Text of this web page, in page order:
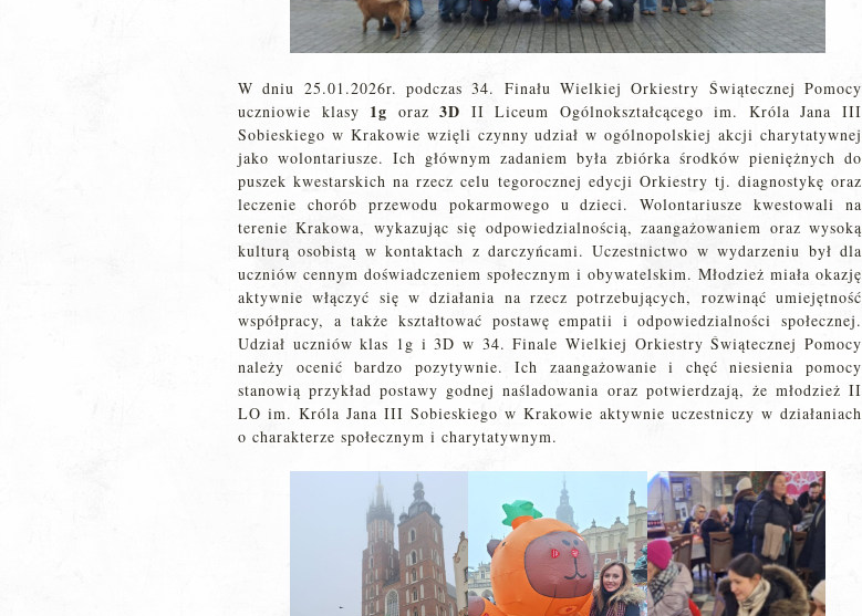
W dniu 25.01.2026r. podczas 34. Finału Wielkiej Orkiestry Świątecznej Pomocy
uczniowie klasy 1g oraz3D II Liceum Ogólnokształcącego im. Króla Jana III
Sobieskiego w Krakowie wzięli czynny udział w ogólnopolskiej akcji charytatywnej
jako wolontariusze. Ich głównym zadaniem była zbiórka środków pieniężnych do
puszek kwestarskich na rzecz celu tegorocznej edycji Orkiestry tj. diagnostykę oraz
leczenie chorób przewodu pokarmowego u dzieci. Wolontariusze kwestowali na
terenie Krakowa, wykazując się odpowiedzialnością, zaangażowaniem oraz wysoką
kulturą osobistą w kontaktach z darczyńcami. Uczestnictwo w wydarzeniu był dla
uczniów cennym doświadczeniem społecznym i obywatelskim. Młodzież miała okazję
aktywnie włączyć się w działania na rzecz potrzebujących, rozwinąć umiejętność
współpracy, a także kształtować postawę empatii i odpowiedzialności społecznej.
Udział uczniów klas 1g i 3D w 34. Finale Wielkiej Orkiestry Świątecznej Pomocy
należy ocenić bardzo pozytywnie. Ich zaangażowanie i chęć niesienia pomocy
stanowią przykład postawy godnej naśladowania oraz potwierdzają, że młodzież II
LO im. Króla Jana III Sobieskiego w Krakowie aktywnie uczestniczy w działaniach
o charakterze społecznym i charytatywnym.